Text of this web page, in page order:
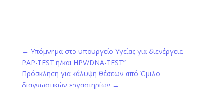
← Υπόμνημα στο υπουργείο Υγείας για διενέργεια
PAP-TEST ή/και HPV/DNA-TEST”
Πρόσκληση για κάλυψη θέσεων από Όμιλο
διαγνωστικών εργαστηρίων →